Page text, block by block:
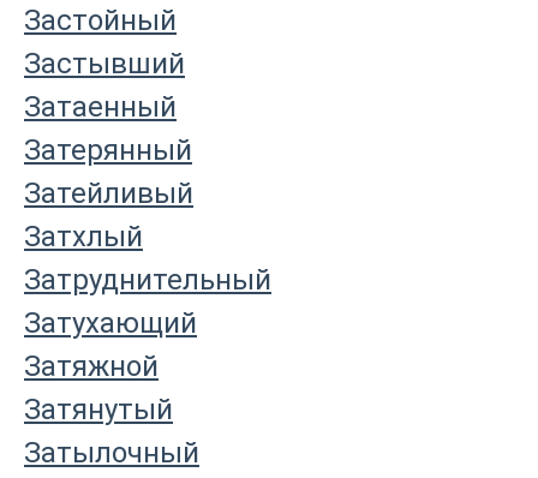
Застойный
Застывший
Затаенный
Затерянный
Затейливый
Затхлый
Затруднительный
Затухающий
Затяжной
Затянутый
Затылочный